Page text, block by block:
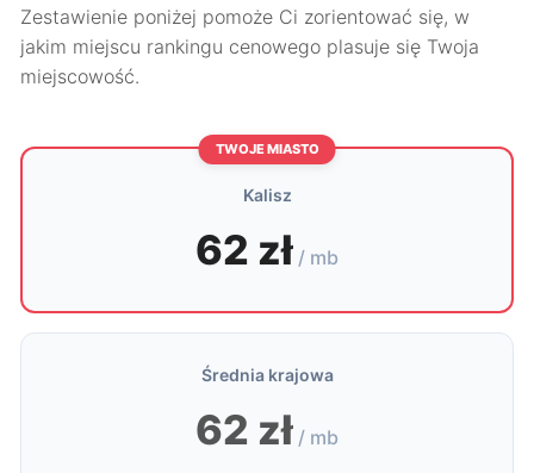
Zestawienie poniżej pomoże Ci zorientować się, w
jakim miejscu rankingu cenowego plasuje się Twoja
miejscowość.
TWOJE MIASTO
Kalisz
62 zł / mb
Średnia krajowa
62 zł / mb